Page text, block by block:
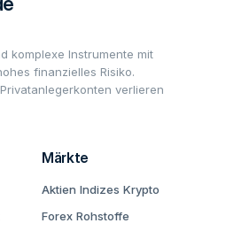
komplexe Instrumente mit
finanzielles Risiko.
verlieren
Märkte
Aktien Indizes Krypto
Forex Rohstoffe